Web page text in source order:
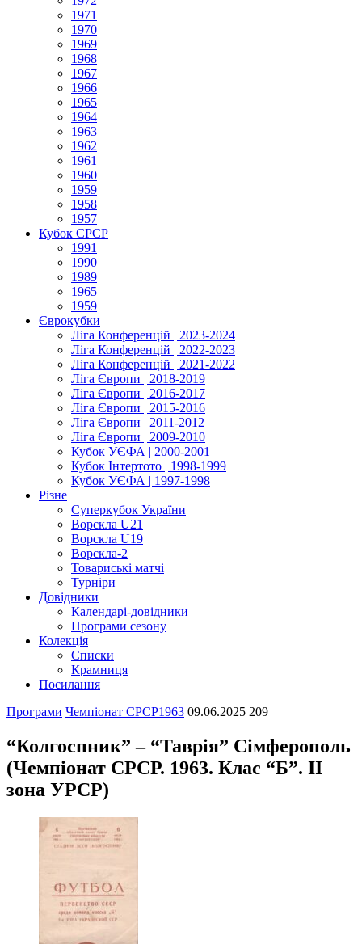
1971
1970
1969
1968
1967
1966
1965
1964
1963
1962
1961
1960
1959
1958
1957
Кубок СРСР
1991
1990
1989
1965
1959
Єврокубки
Ліга Конференцій | 2023-2024
Ліга Конференцій | 2022-2023
Ліга Конференцій | 2021-2022
Ліга Європи | 2018-2019
Ліга Європи | 2016-2017
Ліга Європи | 2015-2016
Ліга Європи | 2011-2012
Ліга Європи | 2009-2010
Кубок УЄФА | 2000-2001
Кубок Інтертото | 1998-1999
Кубок УЄФА | 1997-1998
Різне
Суперкубок України
Ворскла U21
Ворскла U19
Ворскла-2
Товариські матчі
Турніри
Довідники
Календарі-довідники
Програми сезону
Колекція
Списки
Крамниця
Посилання
Програми Чемпіонат СРСР1963 09.06.2025 209
“Колгоспник” – “Таврія” Сімферополь
(Чемпіонат СРСР. 1963. Клас “Б”. ІІ
зона УРСР)